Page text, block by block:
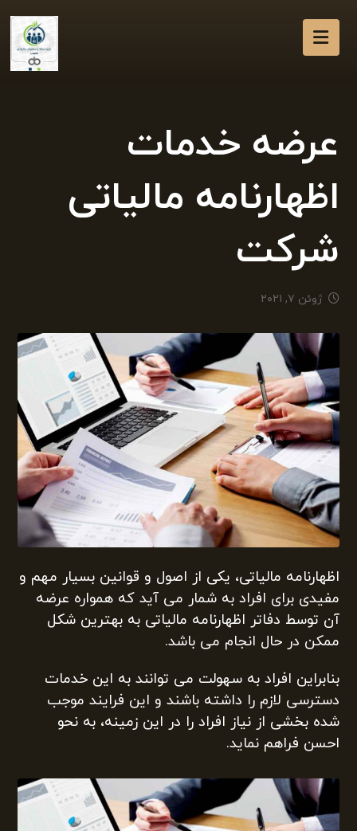
عرضه خدمات
اظهارنامه مالیاتی
شرکت
ژوئن ۷, ۲۰۲۱
اظهارنامه مالیاتی، یکی از اصول و قوانین بسیار مهم و
مفیدی برای افراد به شمار می آید که همواره عرضه
آن توسط دفاتر اظهارنامه مالیاتی به بهترین شکل
ممکن در حال انجام می باشد.
بنابراین افراد به سهولت می توانند به این خدمات
دسترسی لازم را داشته باشند و این فرایند موجب
شده بخشی از نیاز افراد را در این زمینه، به نحو
احسن فراهم نماید.